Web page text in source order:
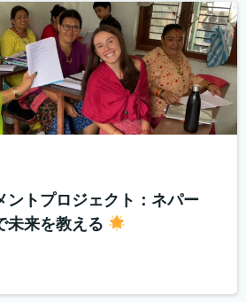
ントプロジェクト：ネパー
未来を教える